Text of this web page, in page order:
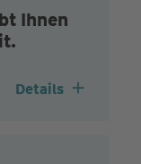
Ihnen
Details